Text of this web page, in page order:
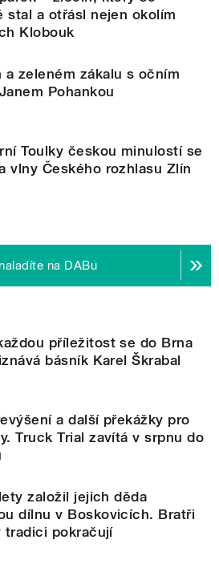
stal a otřásl nejen okolím
Klobouk
a zeleném zákalu s očním
Pohankou
Toulky českou minulostí se
vlny Českého rozhlasu Zlín
na DABu
příležitost se do Brna
básník Karel Škrabal
a další překážky pro
Truck Trial zavítá v srpnu do
založil jejich děda
dílnu v Boskovicích. Bratři
tradici pokračují